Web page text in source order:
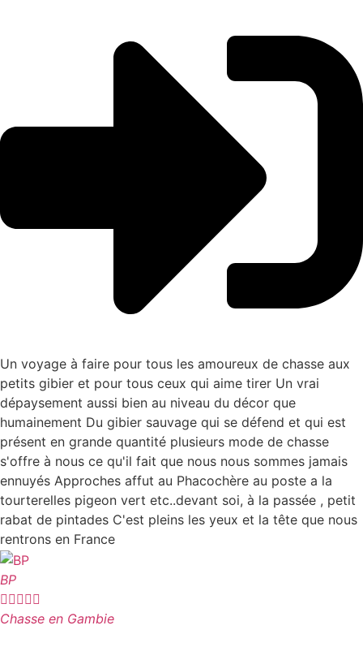
Un voyage à faire pour tous les amoureux de chasse aux
petits gibier et pour tous ceux qui aime tirer Un vrai
dépaysement aussi bien au niveau du décor que
humainement Du gibier sauvage qui se défend et qui est
présent en grande quantité plusieurs mode de chasse
s'offre à nous ce qu'il fait que nous nous sommes jamais
ennuyés Approches affut au Phacochère au poste a la
tourterelles pigeon vert etc..devant soi, à la passée , petit
rabat de pintades C'est pleins les yeux et la tête que nous
rentrons en France
BP

Chasse en Gambie